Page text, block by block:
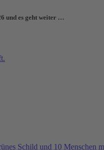
und es geht weiter …